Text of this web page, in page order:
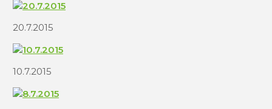
20.7.2015
10.7.2015